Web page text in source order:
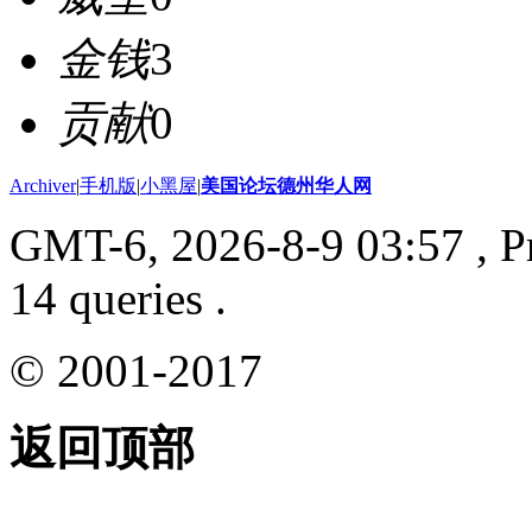
金钱3
贡献0
Archiver|手机版|小黑屋|美国论坛德州华人网
GMT-6, 2026-8-9 03:57 ,
14 queries .
© 2001-2017
返回顶部